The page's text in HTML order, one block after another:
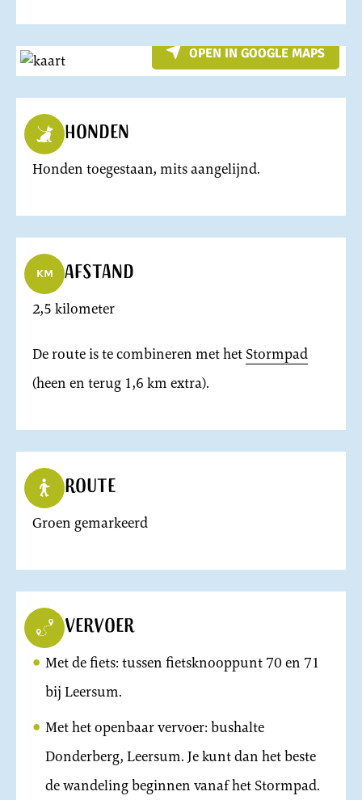
OPEN IN GOOGLE MAPS
Honden
Honden toegestaan, mits aangelijnd.
Afstand
2,5 kilometer
De route is te combineren met het Stormpad
(heen en terug 1,6 km extra).
Route
Groen gemarkeerd
Vervoer
Met de fiets: tussen fietsknooppunt 70 en 71
bij Leersum.
Met het openbaar vervoer: bushalte
Donderberg, Leersum. Je kunt dan het beste
de wandeling beginnen vanaf het Stormpad.